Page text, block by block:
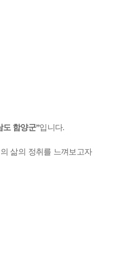
도 함양군”입니다.
삶의 정취를 느껴보고자